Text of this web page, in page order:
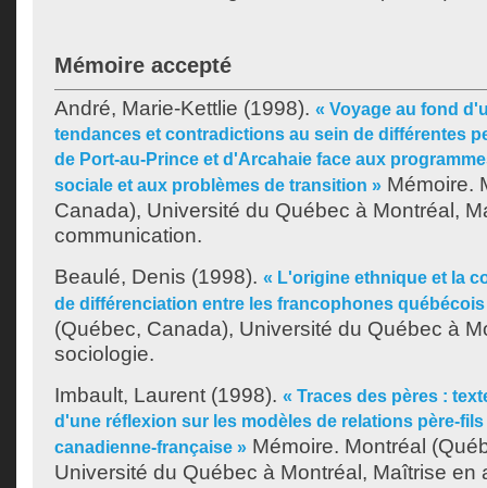
Mémoire accepté
André, Marie-Kettlie (1998). « Voyage au fond
tendances et contradictions au sein de différentes
de Port-au-Prince et d'Arcahaie face aux
sociale et aux problèmes de transition » Mémoire.
Canada), Université du Québec à Montréal,
communication.
Beaulé, Denis (1998). « L'origine ethnique et la
de différenciation entre les francophones québécois
(Québec, Canada), Université du Québec à
sociologie.
Imbault, Laurent (1998). « Traces des pères :
d'une réflexion sur les modèles de relations père-
canadienne-française » Mémoire. Montréal
Université du Québec à Montréal, Maîtrise en